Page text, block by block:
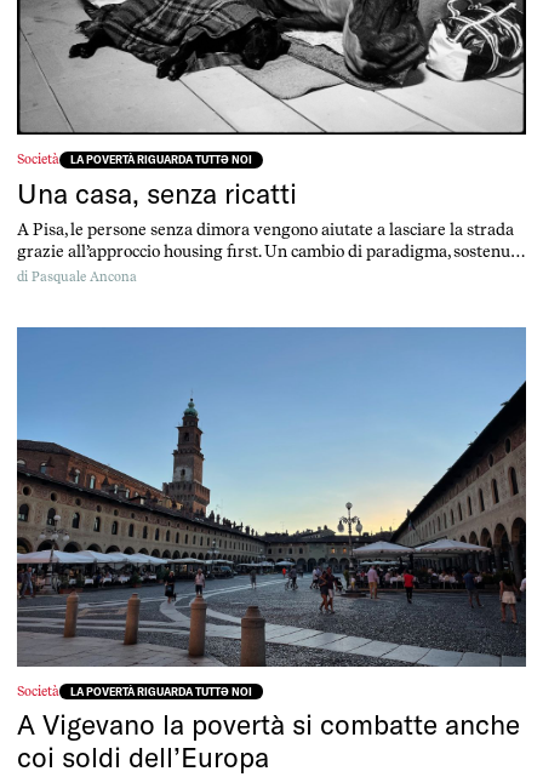
Società LA POVERTÀ RIGUARDA TUTTƏ NOI
Una casa, senza ricatti
A Pisa, le persone senza dimora vengono aiutate a lasciare la strada
grazie all’approccio housing first. Un cambio di paradigma, sostenuto
anche dalla politica di coesione Ue.
di Pasquale Ancona
Società LA POVERTÀ RIGUARDA TUTTƏ NOI
A Vigevano la povertà si combatte anche
coi soldi dell’Europa